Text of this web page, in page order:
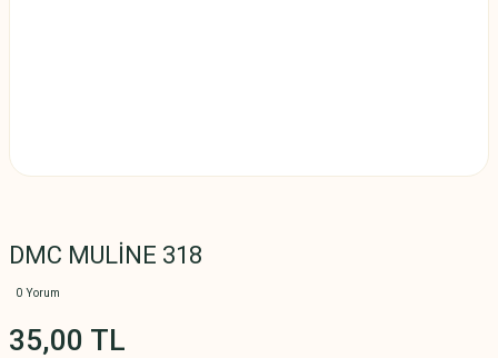
DMC MULİNE 318
0 Yorum
35,00 TL